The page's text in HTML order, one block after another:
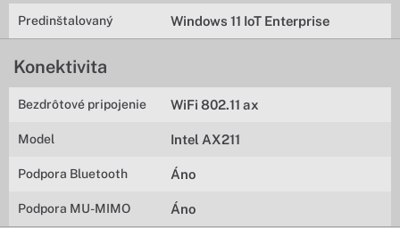
Predinštalovaný Windows 11 IoT Enterprise
Konektivita
Bezdrôtové pripojenie WiFi 802.11 ax
Model Intel AX211
Podpora Bluetooth Áno
Podpora MU-MIMO Áno